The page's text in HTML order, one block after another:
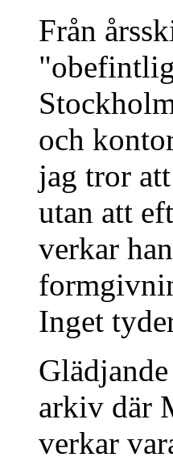
Från
och
jag tror
utan att
verkar
Inget
arkiv där
verkar